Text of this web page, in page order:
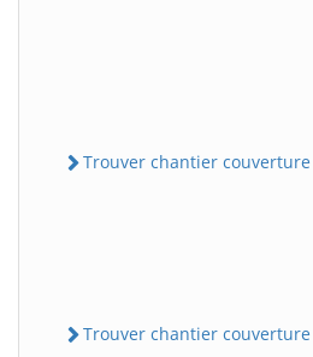
Trouver chantier couverture
Trouver chantier couverture